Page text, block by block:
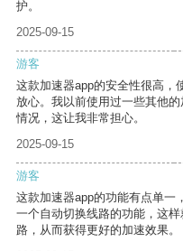
护。
2025-09-15
游客
这款加速器app的安全性很高，
放心。我以前使用过一些其他
情况，这让我非常担心。
2025-09-15
游客
这款加速器app的功能有点单一
一个自动切换线路的功能，这
路，从而获得更好的加速效果。